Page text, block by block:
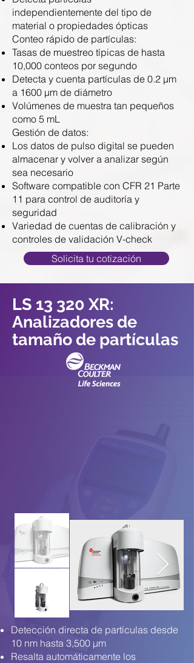
independientemente del tipo de
material o propiedades ópticas
Conteo rápido de partículas:
Tasas de muestreo típicas de hasta
10,000 conteos por segundo
Detecta y cuenta partículas de 0.2 µm
a 1600 µm de diámetro
Volúmenes de muestra tan pequeños
como 5 mL
Gestión de datos:
Los datos de pulso digital se pueden
almacenar y volver a analizar según
sea necesario
Software compatible con CFR 21 Parte
11 para control de auditoría y
seguridad
Variedad de cuentas de calibración y
controles de validación V-check
Solicita tu cotización
LS 13 320 XR:
Analizadores de
tamaño de partículas
Detección directa de partículas desde
10 nm hasta 3,500 µm
Resalta automáticamente los